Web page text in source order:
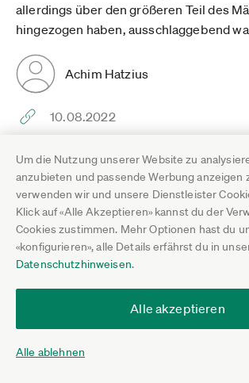
Um die Nutzung unserer Website zu
anzubieten und passende Werbung anzeigen
verwenden wir und unsere Dienstleister
Klick auf «Alle Akzeptieren» kannst du der
Cookies zustimmen. Mehr Optionen hast du
«konfigurieren», alle Details erfährst du in
Datenschutzhinweisen.
Alle akzeptieren
Alle ablehnen
allerdings über den größeren Teil des
hingezogen haben, ausschlaggebend
Achim Hatzius
10.08.2022
Hilfreich 2 Nicht
Events, Schulen und Kitas. Starke